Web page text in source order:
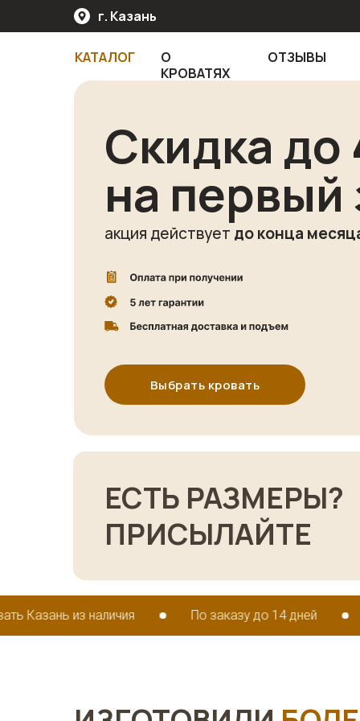
г. Казань
КАТАЛОГ
О
КРОВАТЯХ
ОТЗЫВЫ
ЕСТЬ РАЗМЕРЫ?
ПРИСЫЛАЙТЕ
Скидка до
на первый
акция действует до конца
Выбрать кровать
наличия По заказу до 14 дней Купить